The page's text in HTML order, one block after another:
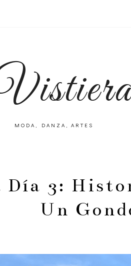
MODA, DANZA, ARTES
Día 3:
Un